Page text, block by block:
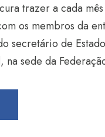
trazer a cada
os membros da
secretário de
na sede da